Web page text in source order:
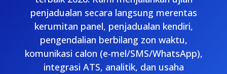
penjadualan secara langsung merentas
kerumitan panel, penjadualan kendiri,
pengendalian berbilang zon waktu,
komunikasi calon (e-mel/SMS/WhatsApp),
integrasi ATS, analitik, dan usaha